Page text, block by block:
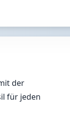
der
für jeden